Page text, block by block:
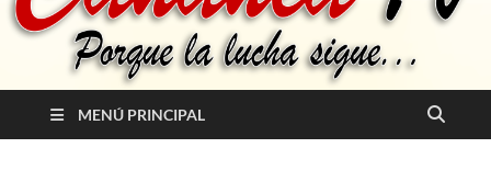
MENÚ PRINCIPAL